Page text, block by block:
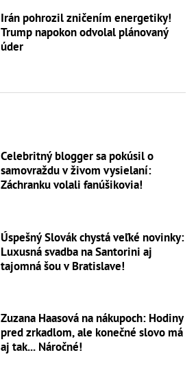
Irán pohrozil zničením energetiky!
Trump napokon odvolal plánovaný
úder
Celebritný blogger sa pokúsil o
samovraždu v živom vysielaní:
Záchranku volali fanúšikovia!
Úspešný Slovák chystá veľké novinky:
Luxusná svadba na Santorini aj
tajomná šou v Bratislave!
Zuzana Haasová na nákupoch: Hodiny
pred zrkadlom, ale konečné slovo má
aj tak... Náročné!